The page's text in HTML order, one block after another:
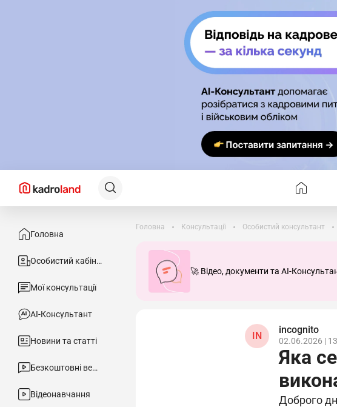
Головна
Особистий кабінет
Мої консультації
АІ-Консультант
Новини та статті
Безкоштовні вебінари
Відеонавчання
Головна Консультації Особистий консультант
🚀 Відео, документи та AI-
IN
incognito
02.06.2026 |
Яка
Доброго